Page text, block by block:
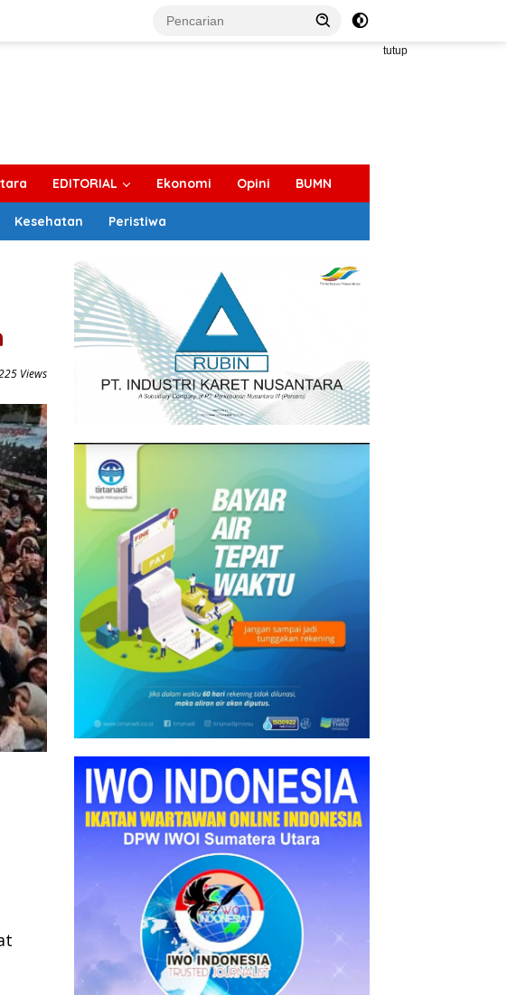
tutup
EDITORIAL Ekonomi Opini BUMN
Kesehatan Peristiwa
Views